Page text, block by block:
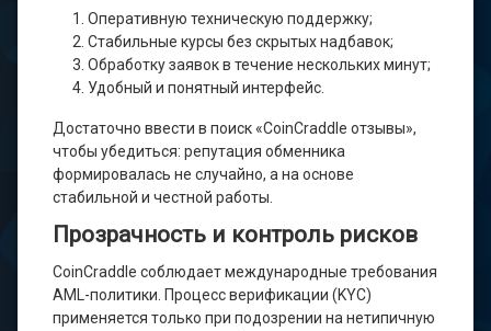
Оперативную техническую поддержку;
Стабильные курсы без скрытых надбавок;
Обработку заявок в течение нескольких минут;
Удобный и понятный интерфейс.
Достаточно ввести в поиск «CoinCraddle отзывы»,
чтобы убедиться: репутация обменника
формировалась не случайно, а на основе
стабильной и честной работы.
Прозрачность и контроль рисков
CoinCraddle соблюдает международные требования
AML-политики. Процесс верификации (KYC)
применяется только при подозрении на нетипичную